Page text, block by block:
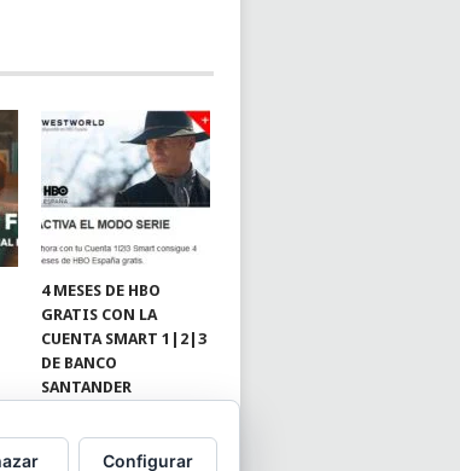
4 MESES DE HBO
GRATIS CON LA
CUENTA SMART 1|2|3
DE BANCO
SANTANDER
Configurar